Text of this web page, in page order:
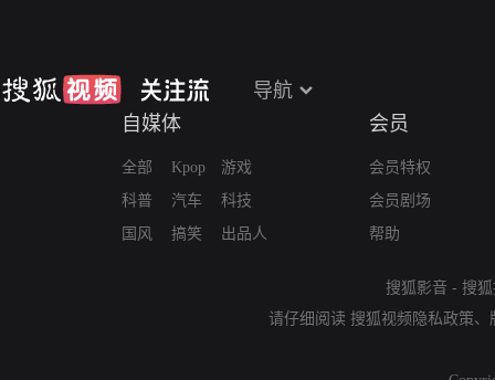
导航
自媒体
全部
科普
国风
Kpop
汽车
搞笑
游戏
科技
出品人
会员
会员特权
会员剧场
帮助
搜狐影音 - 搜
请仔细阅读 搜狐视频隐私政策、